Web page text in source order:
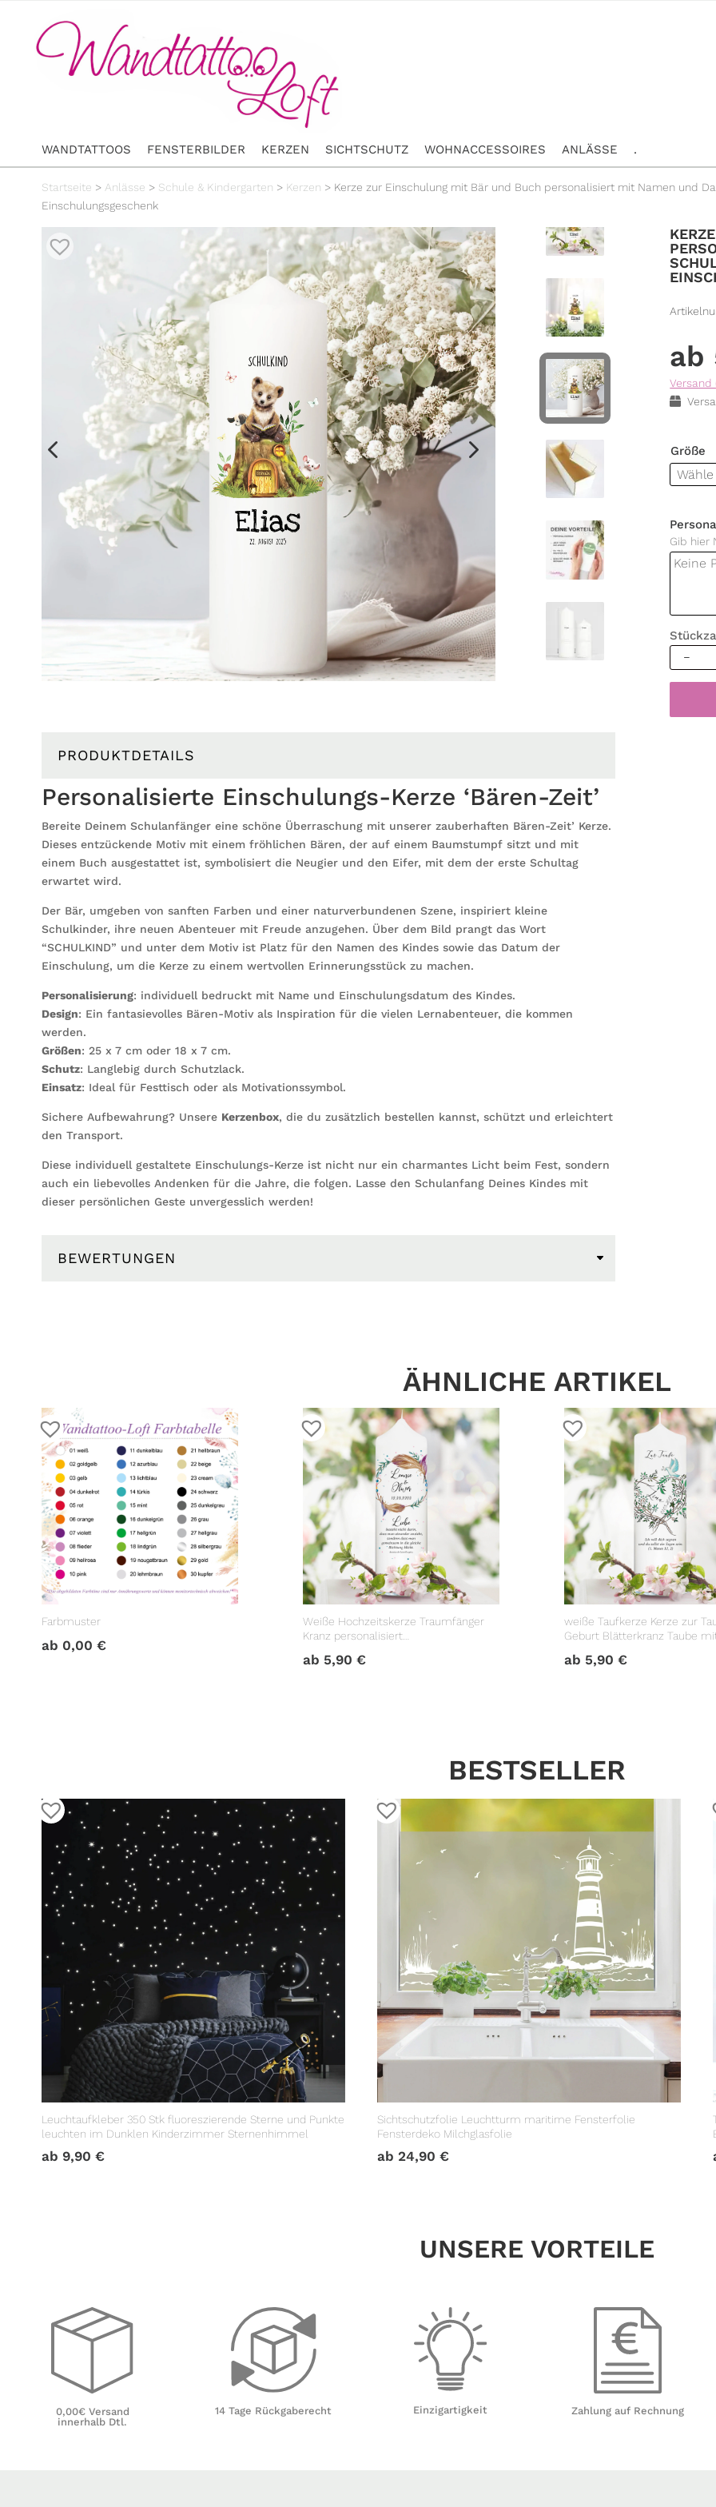
WANDTATTOOS FENSTERBILDER KERZEN SICHTSCHUTZ WOHNACCESSOIRES ANLÄSSE .
Startseite > Anlässe > Schule & Kindergarten > Kerzen > Kerze zur Einschulung mit Bär und Buch personalisiert mit Namen und
Einschulungsgeschenk
Versand
Größe
Gib hier
Kerze
zur
PRODUKTDETAILS
Personalisierte Einschulungs-Kerze ‘Bären-Zeit’
Bereite Deinem Schulanfänger eine schöne Überraschung mit unserer zauberhaften Bären-Zeit’ Kerze.
Dieses entzückende Motiv mit einem fröhlichen Bären, der auf einem Baumstumpf sitzt und mit
einem Buch ausgestattet ist, symbolisiert die Neugier und den Eifer, mit dem der erste Schultag
erwartet wird.
Der Bär, umgeben von sanften Farben und einer naturverbundenen Szene, inspiriert kleine
Schulkinder, ihre neuen Abenteuer mit Freude anzugehen. Über dem Bild prangt das Wort
“SCHULKIND” und unter dem Motiv ist Platz für den Namen des Kindes sowie das Datum der
Einschulung, um die Kerze zu einem wertvollen Erinnerungsstück zu machen.
Personalisierung: individuell bedruckt mit Name und Einschulungsdatum des Kindes.
Design: Ein fantasievolles Bären-Motiv als Inspiration für die vielen Lernabenteuer, die kommen
werden.
Größen: 25 x 7 cm oder 18 x 7 cm.
Schutz: Langlebig durch Schutzlack.
Einsatz: Ideal für Festtisch oder als Motivationssymbol.
Sichere Aufbewahrung? Unsere Kerzenbox, die du zusätzlich bestellen kannst, schützt und erleichtert
den Transport.
Diese individuell gestaltete Einschulungs-Kerze ist nicht nur ein charmantes Licht beim Fest, sondern
auch ein liebevolles Andenken für die Jahre, die folgen. Lasse den Schulanfang Deines Kindes mit
dieser persönlichen Geste unvergesslich werden!
BEWERTUNGEN
ÄHNLICHE ARTIKEL
Farbmuster
ab 0,00 €
Weiße Hochzeitskerze Traumfänger
Kranz personalisiert
ab 5,90€
weiße Taufkerze Kerze zur
Geburt Blätterkranz Taube
ab 5,90€
BESTSELLER
Leuchtaufkleber 350 Stk fluoreszierende Sterne und Punkte
leuchten im Dunklen Kinderzimmer Sternenhimmel
ab 9,90 €
Sichtschutzfolie Leuchtturm maritime Fensterfolie
Fensterdeko Milchglasfolie
ab 24,90 €
UNSERE VORTEILE
0,00€ Versand
innerhalb Dtl.
14 Tage Rückgaberecht Einzigartigkeit Zahlung auf Rechnung